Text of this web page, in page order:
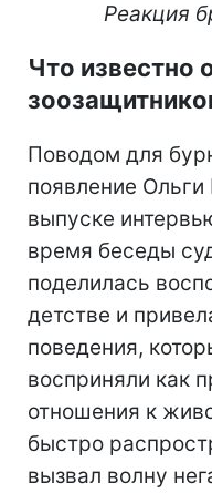
Реакция
Что известно
Поводом для
появление
выпуске
время беседы
поделилась
детстве и
поведения,
восприняли как
отношения к
быстро
вызвал волну